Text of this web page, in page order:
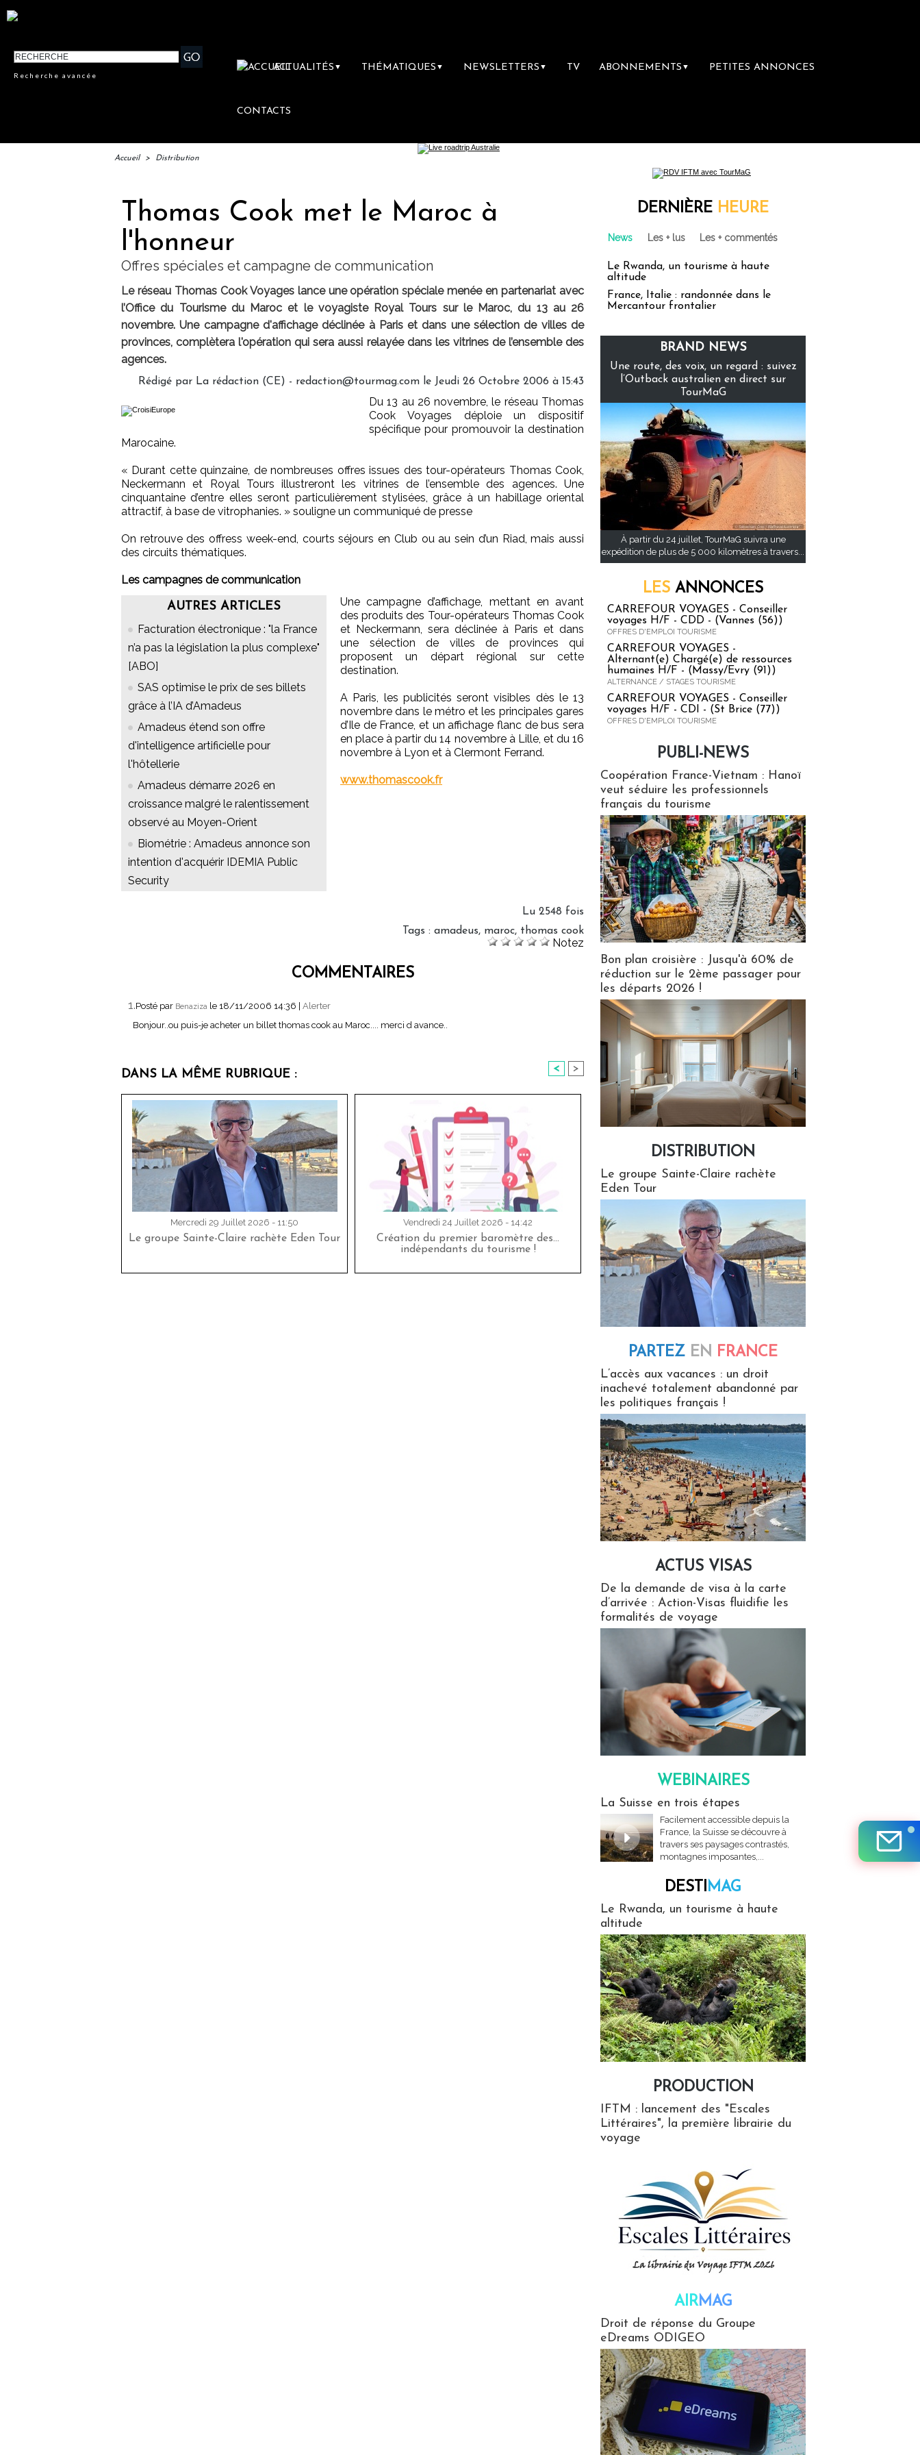
Recherche avancée
ACTUALITÉS ▼ THÉMATIQUES ▼ NEWSLETTERS ▼ TV ABONNEMENTS ▼ PETITES ANNONCES
CONTACTS
Accueil > Distribution
Thomas Cook met le Maroc à
l'honneur
Offres spéciales et campagne de communication
Le réseau Thomas Cook Voyages lance une opération spéciale menée en partenariat avec
l’Office du Tourisme du Maroc et le voyagiste Royal Tours sur le Maroc, du 13 au 26
novembre. Une campagne d'affichage déclinée à Paris et dans une sélection de villes de
provinces, complètera l'opération qui sera aussi relayée dans les vitrines de l’ensemble des
agences.
Rédigé par La rédaction (CE) - redaction@tourmag.com le Jeudi 26 Octobre 2006 à 15:43
Du 13 au 26 novembre, le réseau Thomas
Cook Voyages déploie un dispositif
spécifique pour promouvoir la destination
Marocaine.
« Durant cette quinzaine, de nombreuses offres issues des tour-opérateurs Thomas Cook,
Neckermann et Royal Tours illustreront les vitrines de l’ensemble des agences. Une
cinquantaine d’entre elles seront particulièrement stylisées, grâce à un habillage oriental
attractif, à base de vitrophanies. » souligne un communiqué de presse
On retrouve des offress week-end, courts séjours en Club ou au sein d’un Riad, mais aussi
des circuits thématiques.
Les campagnes de communication
AUTRES ARTICLES
Facturation électronique : "la France
n’a pas la législation la plus complexe"
[ABO]
SAS optimise le prix de ses billets
grâce à l’IA d’Amadeus
Amadeus étend son offre
d'intelligence artificielle pour
l'hôtellerie
Amadeus démarre 2026 en
croissance malgré le ralentissement
observé au Moyen-Orient
Biométrie : Amadeus annonce son
intention d'acquérir IDEMIA Public
Security
Une campagne d’affichage, mettant en avant
des produits des Tour-opérateurs Thomas Cook
et Neckermann, sera déclinée à Paris et dans
une sélection de villes de provinces qui
proposent un départ régional sur cette
destination.
A Paris, les publicités seront visibles dès le 13
novembre dans le métro et les principales gares
d’Ile de France, et un affichage flanc de bus sera
en place à partir du 14 novembre à Lille, et du 16
novembre à Lyon et à Clermont Ferrand.
www.thomascook.fr
Lu 2548 fois
Tags : amadeus, maroc, thomas cook
Notez
COMMENTAIRES
1.Posté par Benaziza le 18/11/2006 14:36
Alerter
Bonjour..ou puis-je acheter un billet thomas cook au Maroc.... merci d avance..
DANS LA MÊME RUBRIQUE : < >
Mercredi 29 Juillet 2026 - 11:50
Le groupe Sainte-Claire rachète Eden Tour
Vendredi 24 Juillet 2026 - 14:42
Création du premier baromètre des…
indépendants du tourisme !
DERNIÈRE HEURE
News Les + lus Les + commentés
Le Rwanda, un tourisme à haute
altitude
France, Italie : randonnée dans le
Mercantour frontalier
BRAND NEWS
Une route, des voix, un regard : suivez
l’Outback australien en direct sur
TourMaG
À partir du 24 juillet, TourMaG suivra une
expédition de plus de 5 000 kilomètres à travers...
LES ANNONCES
CARREFOUR VOYAGES - Conseiller
voyages H/F - CDD - (Vannes (56))
OFFRES D'EMPLOI TOURISME
CARREFOUR VOYAGES -
Alternant(e) Chargé(e) de ressources
humaines H/F - (Massy/Evry (91))
ALTERNANCE / STAGES TOURISME
CARREFOUR VOYAGES - Conseiller
voyages H/F - CDI - (St Brice (77))
OFFRES D'EMPLOI TOURISME
PUBLI-NEWS
Coopération France-Vietnam : Hanoï
veut séduire les professionnels
français du tourisme
Bon plan croisière : Jusqu'à 60% de
réduction sur le 2ème passager pour
les départs 2026 !
DISTRIBUTION
Le groupe Sainte-Claire rachète
Eden Tour
PARTEZ EN FRANCE
L’accès aux vacances : un droit
inachevé totalement abandonné par
les politiques français !
ACTUS VISAS
De la demande de visa à la carte
d’arrivée : Action-Visas fluidifie les
formalités de voyage
WEBINAIRES
La Suisse en trois étapes
Facilement accessible depuis la
France, la Suisse se découvre à
travers ses paysages contrastés,
montagnes imposantes,...
DESTIMAG
Le Rwanda, un tourisme à haute
altitude
PRODUCTION
IFTM : lancement des "Escales
Littéraires", la première librairie du
voyage
AIRMAG
Droit de réponse du Groupe
eDreams ODIGEO